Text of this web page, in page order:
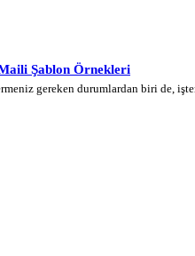
Şablon Örnekleri
gereken durumlardan biri de,